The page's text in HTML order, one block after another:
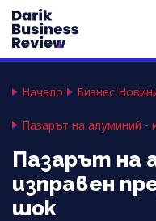
Начало Бизнес
Пазарът на алуминий -
Пазарът на
изправен
шок